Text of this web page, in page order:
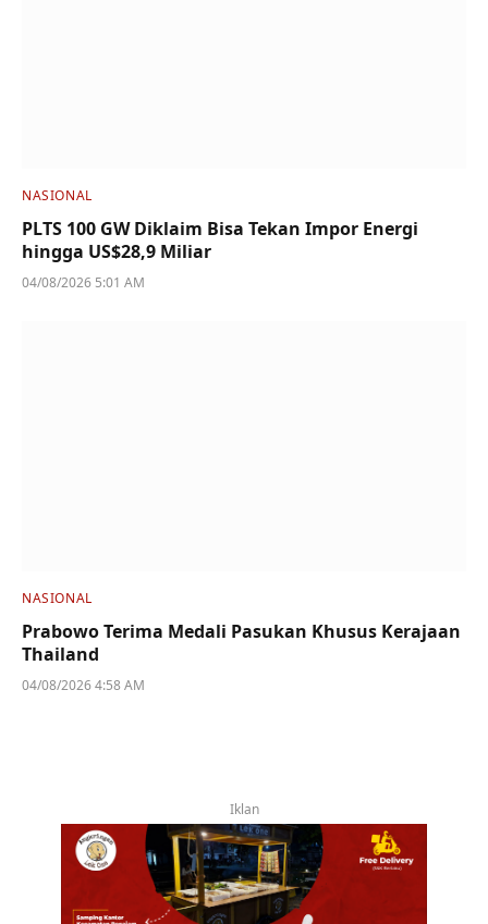
NASIONAL
PLTS 100 GW Diklaim Bisa Tekan Impor Energi
hingga US$28,9 Miliar
04/08/2026 5:01 AM
NASIONAL
Prabowo Terima Medali Pasukan Khusus Kerajaan
Thailand
04/08/2026 4:58 AM
Iklan